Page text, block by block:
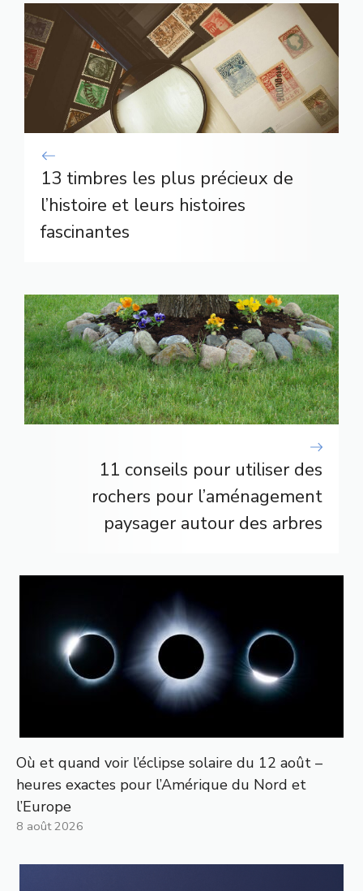
13 timbres les plus précieux de
l’histoire et leurs histoires
fascinantes
11 conseils pour utiliser des
rochers pour l’aménagement
paysager autour des arbres
Où et quand voir l’éclipse solaire du 12 août –
heures exactes pour l’Amérique du Nord et
l’Europe
8 août 2026